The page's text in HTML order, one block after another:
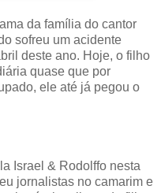
da família do cantor
sofreu um acidente
deste ano. Hoje, o filho
quase que por
ele até já pegou o
Israel & Rodolffo nesta
jornalistas no camarim e